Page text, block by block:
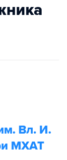
Вл. И.
МХАТ